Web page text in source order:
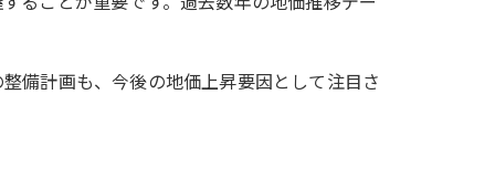
備計画も、今後の地価上昇要因として注目さ